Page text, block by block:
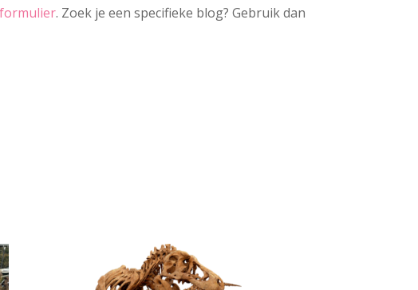
. Zoek je een specifieke blog? Gebruik dan